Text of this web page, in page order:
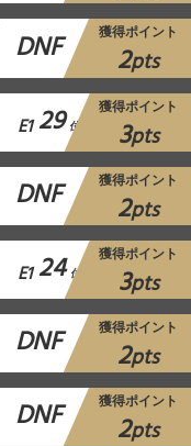
DNF 獲得ポイント
2pts
E1 29 位
獲得ポイント
3pts
DNF 獲得ポイント
2pts
E1 24 位
獲得ポイント
3pts
DNF 獲得ポイント
2pts
DNF 獲得ポイント
2pts